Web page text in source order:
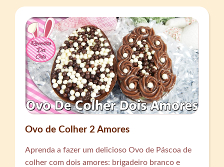
Ovo de Colher 2 Amores
Aprenda a fazer um delicioso Ovo de Páscoa de
colher com dois amores: brigadeiro branco e